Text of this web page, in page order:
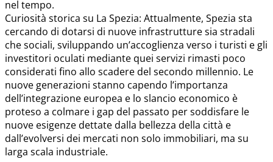
nel tempo.
Curiosità storica su La Spezia: Attualmente, Spezia sta
cercando di dotarsi di nuove infrastrutture sia stradali
che sociali, sviluppando un’accoglienza verso i turisti e gli
investitori oculati mediante quei servizi rimasti poco
considerati fino allo scadere del secondo millennio. Le
nuove generazioni stanno capendo l’importanza
dell’integrazione europea e lo slancio economico è
proteso a colmare i gap del passato per soddisfare le
nuove esigenze dettate dalla bellezza della città e
dall’evolversi dei mercati non solo immobiliari, ma su
larga scala industriale.